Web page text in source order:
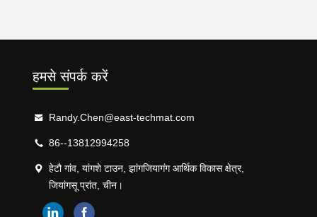
हमसे संपर्क करें
Randy.Chen@east-techmat.com
86--13812994258
हेटौ गांव, यांगशे टाउन, झांगजियागंग आर्थिक विकास क्षेत्र,
जियांगसू प्रांत, चीन।